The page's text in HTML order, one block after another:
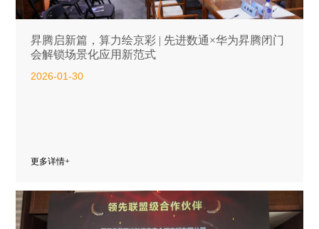
昇腾启新篇，算力绘京彩 | 先进数通×华为昇腾闭门
会解锁场景化应用新范式
2026-01-30
更多详情+